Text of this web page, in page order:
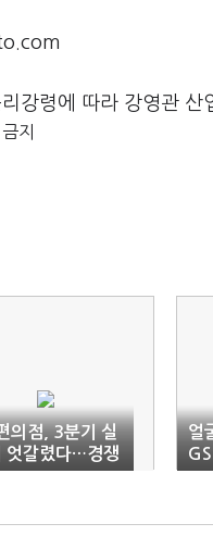
강령에 따라 강영관 산
지
의점, 3분기 실
엇갈렸다…경쟁
얼